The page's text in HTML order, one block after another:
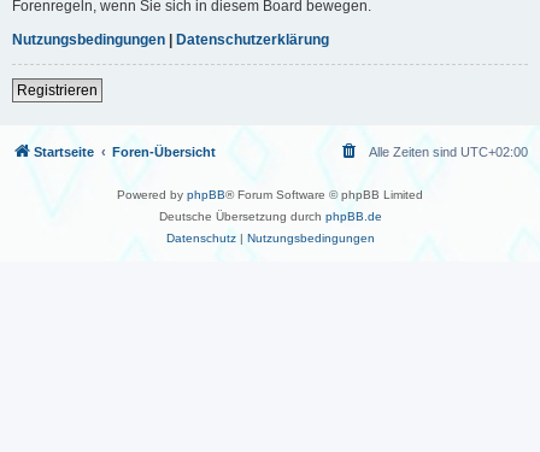
Forenregeln, wenn Sie sich in diesem Board bewegen.
Nutzungsbedingungen | Datenschutzerklärung
Registrieren
Startseite Foren-Übersicht Alle Zeiten sind UTC+02:00
Powered by phpBB® Forum Software © phpBB Limited
Deutsche Übersetzung durch phpBB.de
Datenschutz| Nutzungsbedingungen